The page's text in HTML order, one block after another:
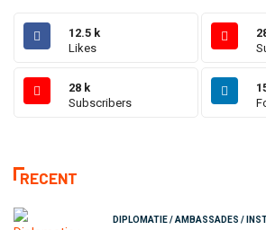
12.5 k
Likes
28 k
Subscribers
RECENT
DIPLOMATIE / AMBASSADES /